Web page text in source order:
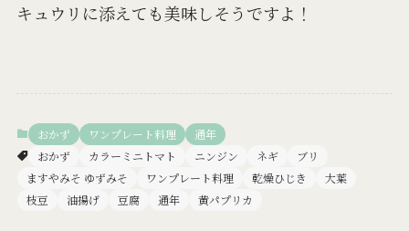
キュウリに添えても美味しそうですよ！
おかず ワンプレート料理
通年
おかず
カラーミニトマト ニンジン ネギ
ブリ
ますやみそ ゆずみそ
ワンプレート料理 乾燥ひじき
大葉
枝豆
油揚げ 豆腐 通年 黄パプリカ